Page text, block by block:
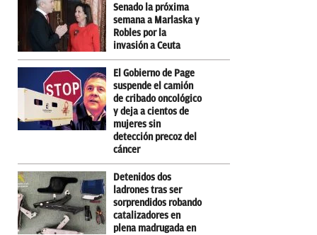
Senado la próxima
semana a Marlaska y
Robles por la
invasión a Ceuta
El Gobierno de Page
suspende el camión
de cribado oncológico
y deja a cientos de
mujeres sin
detección precoz del
cáncer
Detenidos dos
ladrones tras ser
sorprendidos robando
catalizadores en
plena madrugada en